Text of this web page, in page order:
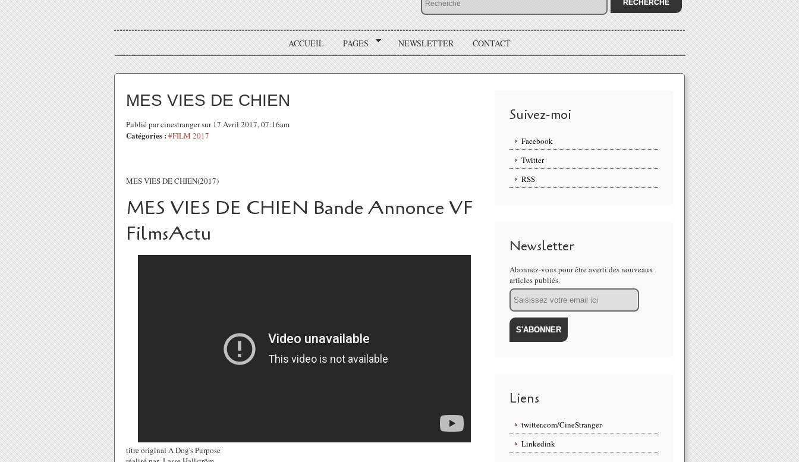
ACCUEIL PAGES NEWSLETTER CONTACT
MES VIES DE CHIEN
Publié par cinestranger sur 17 Avril 2017, 07:16am
Catégories : #FILM 2017
MES VIES DE CHIEN(2017)
MES VIES DE CHIEN Bande Annonce VF
FilmsActu
titre original A Dog's Purpose
Suivez-moi
Facebook
Twitter
RSS
Newsletter
Abonnez-vous pour être averti des nouveaux
articles publiés.
Email
Liens
twitter.com/CineStranger
Linkedink